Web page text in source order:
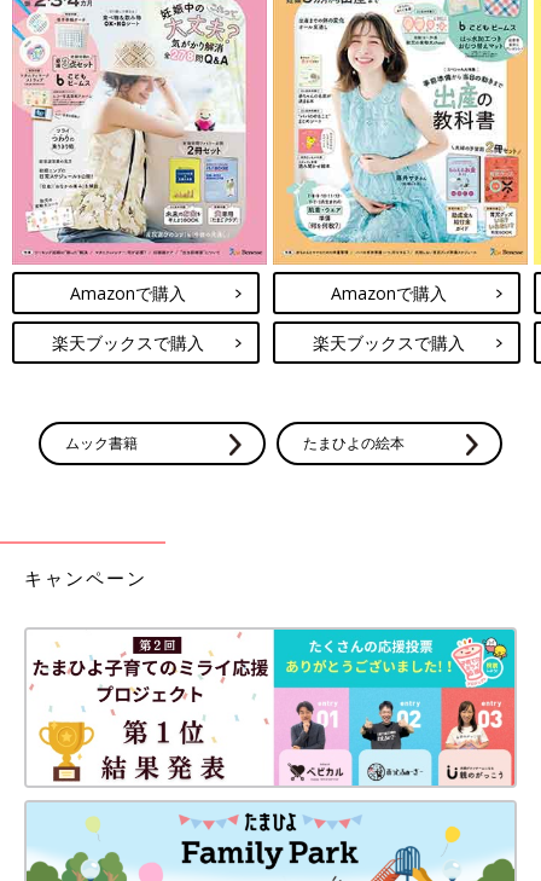
Amazonで購入
楽天ブックスで購入
Amazonで購入
楽天ブックスで購入
ムック書籍 たまひよの絵本
キャンペーン